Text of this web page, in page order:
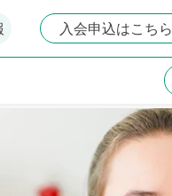
入会申込はこちら